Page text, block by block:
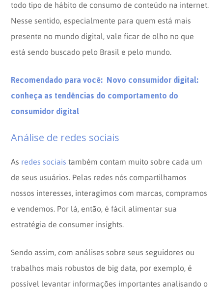
todo tipo de hábito de consumo de conteúdo na internet.
Nesse sentido, especialmente para quem está mais
presente no mundo digital, vale ficar de olho no que
está sendo buscado pelo Brasil e pelo mundo.
Recomendado para você: Novo consumidor digital:
conheça as tendências do comportamento do
consumidor digital
Análise de redes sociais
As redes sociais também contam muito sobre cada um
de seus usuários. Pelas redes nós compartilhamos
nossos interesses, interagimos com marcas, compramos
e vendemos. Por lá, então, é fácil alimentar sua
estratégia de consumer insights.
Sendo assim, com análises sobre seus seguidores ou
trabalhos mais robustos de big data, por exemplo, é
possível levantar informações importantes analisando o